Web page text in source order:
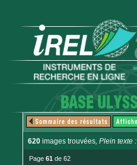
620 images trouvées, Plein texte :
Page 61 de 62